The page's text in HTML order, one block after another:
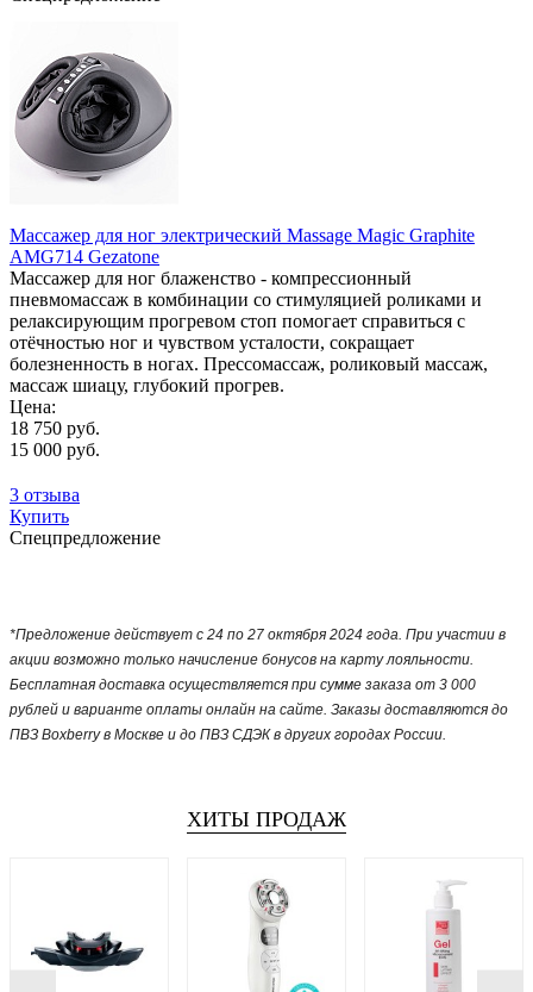
Массажер для ног электрический Massage Magic Graphite
AMG714 Gezatone
Массажер для ног блаженство - компрессионный
пневмомассаж в комбинации со стимуляцией роликами и
релаксирующим прогревом стоп помогает справиться с
отёчностью ног и чувством усталости, сокращает
болезненность в ногах. Прессомассаж, роликовый массаж,
массаж шиацу, глубокий прогрев.
Цена:
18 750 руб.
15 000 руб.
3 отзыва
Купить
Спецпредложение
*Предложение действует с 24 по 27 октября 2024 года. При участии в
акции возможно только начисление бонусов на карту лояльности.
Бесплатная доставка осуществляется при сумме заказа от 3 000
рублей и варианте оплаты онлайн на сайте. Заказы доставляются до
ПВЗ Boxberry в Москве и до ПВЗ СДЭК в других городах России.
ХИТЫ ПРОДАЖ